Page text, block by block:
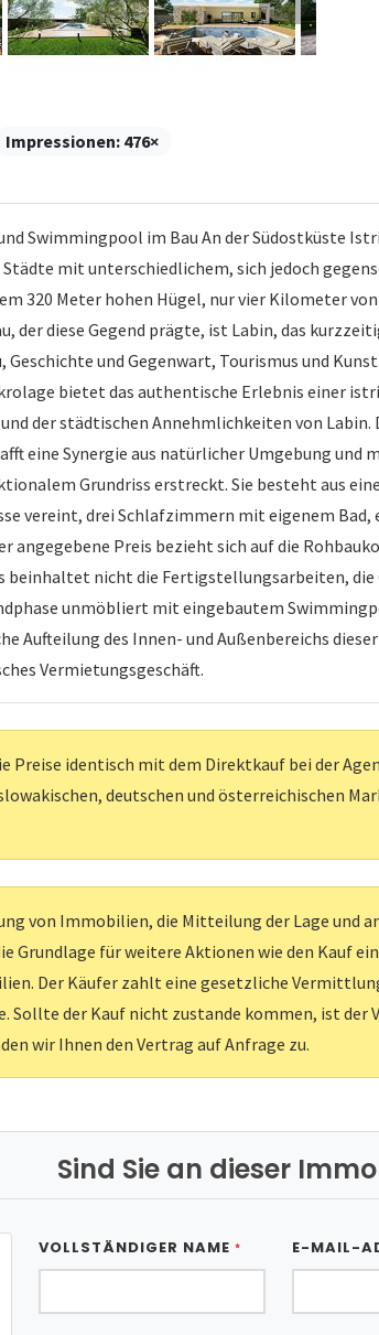
Impressionen: 476×
Swimmingpool im Bau An der Südostküste
mit unterschiedlichem, sich jedoch
320 Meter hohen Hügel, nur vier Kilometer
der diese Gegend prägte, ist Labin, das
Geschichte und Gegenwart, Tourismus und
bietet das authentische Erlebnis einer
der städtischen Annehmlichkeiten von
eine Synergie aus natürlicher Umgebung
Grundriss erstreckt. Sie besteht aus
vereint, drei Schlafzimmern mit eigenem
angegebene Preis bezieht sich auf die
beinhaltet nicht die Fertigstellungsarbeiten,
unmöbliert mit eingebautem
Aufteilung des Innen- und Außenbereichs
Vermietungsgeschäft.
Preise identisch mit dem Direktkauf bei der
deutschen und österreichischen
von Immobilien, die Mitteilung der Lage
Grundlage für weitere Aktionen wie den Kauf
Der Käufer zahlt eine gesetzliche
Sollte der Kauf nicht zustande kommen, ist
wir Ihnen den Vertrag auf Anfrage zu.
Sind Sie an dieser
VOLLSTÄNDIGER NAME * E-MAIL-